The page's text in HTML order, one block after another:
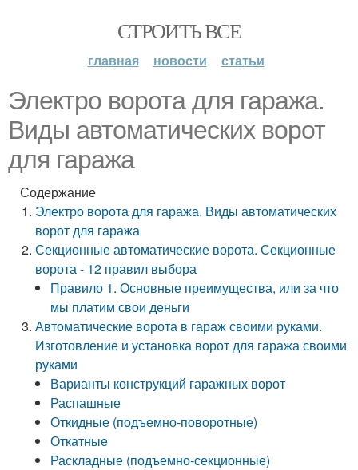
СТРОИТЬ ВСЕ
главная новости статьи
Электро ворота для гаража.
Виды автоматических ворот
для гаража
Содержание
Электро ворота для гаража. Виды автоматических
ворот для гаража
Секционные автоматические ворота. Секционные
ворота - 12 правил выбора
Правило 1. Основные преимущества, или за что
мы платим свои деньги
Автоматические ворота в гараж своими руками.
Изготовление и установка ворот для гаража своими
руками
Варианты конструкций гаражных ворот
Распашные
Откидные (подъемно-поворотные)
Откатные
Раскладные (подъемно-секционные)